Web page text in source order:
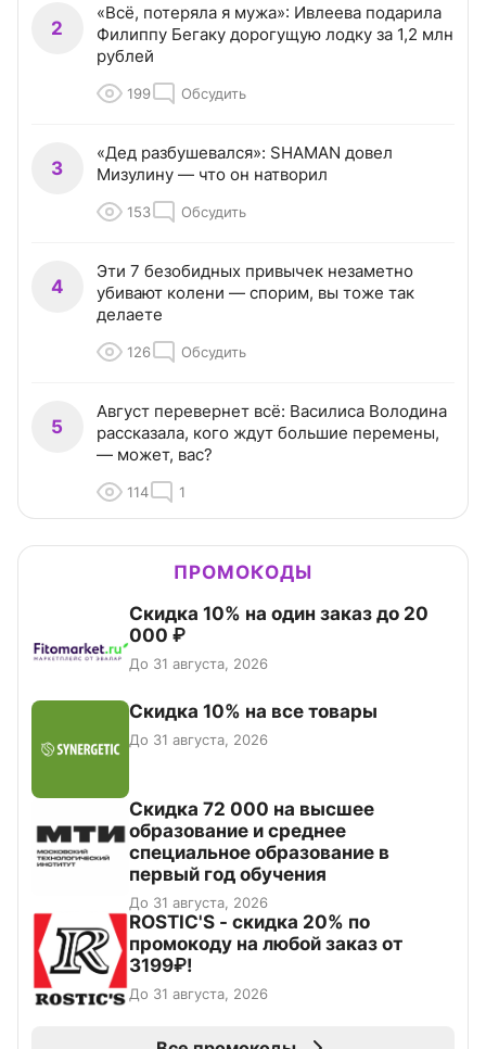
2
«Всё, потеряла я мужа»: Ивлеева подарила
Филиппу Бегаку дорогущую лодку за 1,2 млн
рублей
199 Обсудить
3
«Дед разбушевался»: SHAMAN довел
Мизулину — что он натворил
153 Обсудить
4
Эти 7 безобидных привычек незаметно
убивают колени — спорим, вы тоже так
делаете
126 Обсудить
5
Август перевернет всё: Василиса Володина
рассказала, кого ждут большие перемены,
— может, вас?
114 1
ПРОМОКОДЫ
Скидка 10% на один заказ до 20
000 ₽
До 31 августа, 2026
Скидка 10% на все товары
До 31 августа, 2026
Скидка 72 000 на высшее
образование и среднее
специальное образование в
первый год обучения
До 31 августа, 2026
ROSTIC'S - скидка 20% по
промокоду на любой заказ от
3199₽!
До 31 августа, 2026